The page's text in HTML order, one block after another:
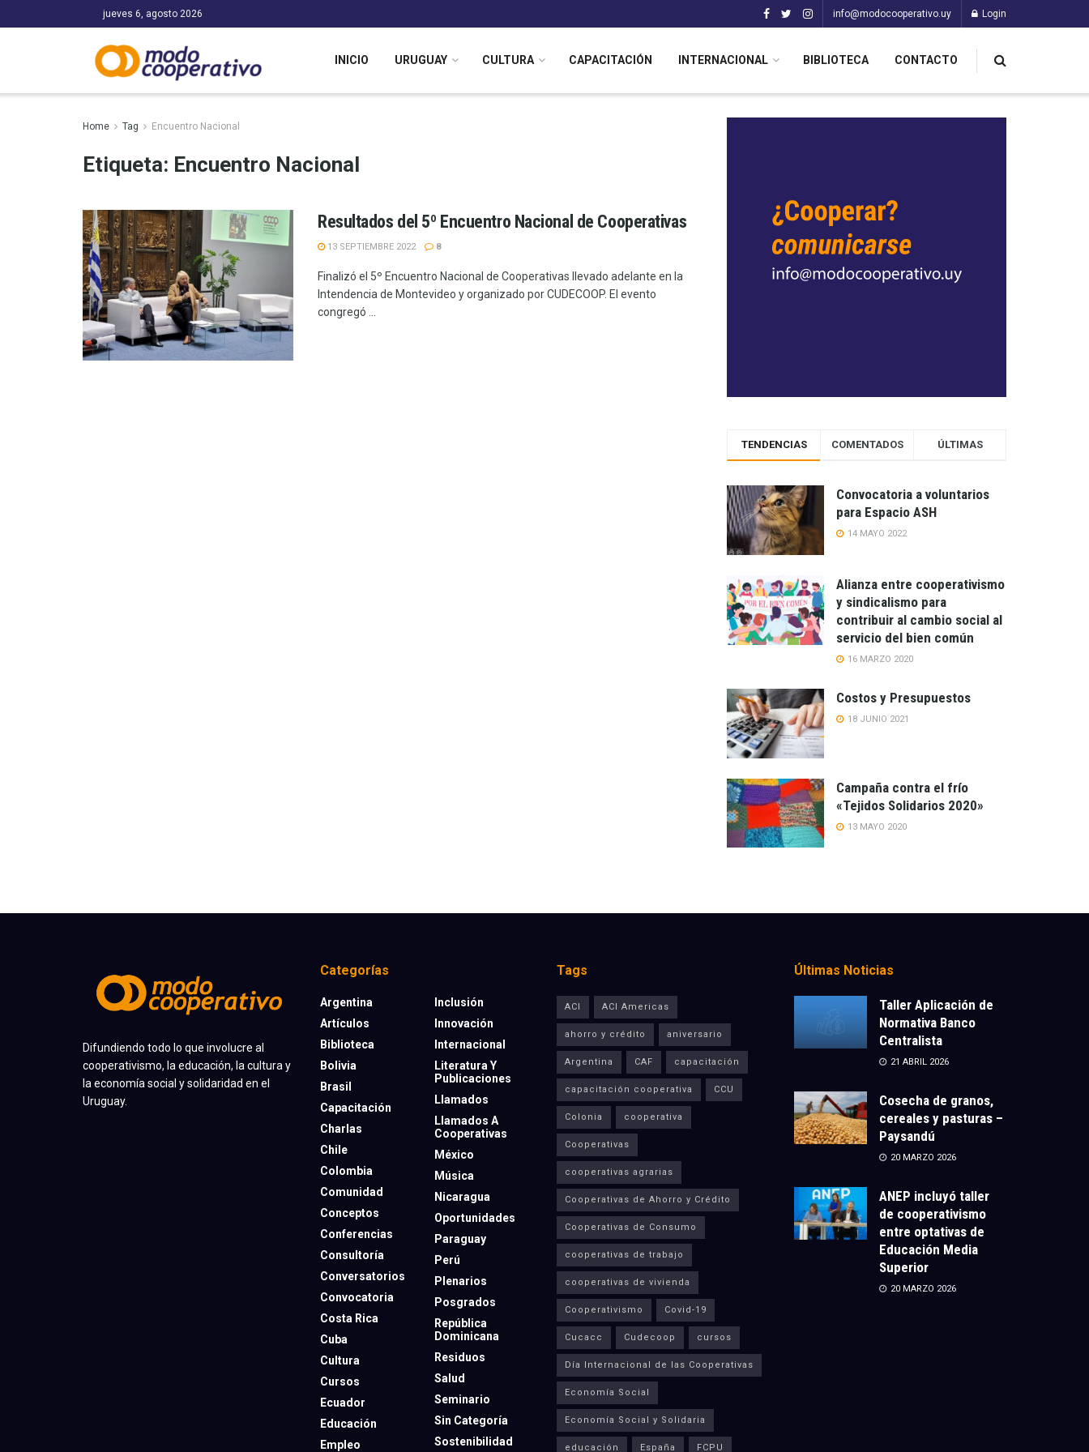
jueves 6, agosto 2026 info@modocooperativo.uy Login
INICIO URUGUAY CULTURA CAPACITACIÓN INTERNACIONAL BIBLIOTECA CONTACTO
Home Tag Encuentro Nacional
Etiqueta: Encuentro Nacional
Resultados del 5º Encuentro Nacional de Cooperativas
13 SEPTIEMBRE 2022 8
Finalizó el 5º Encuentro Nacional de Cooperativas llevado adelante en la
Intendencia de Montevideo y organizado por CUDECOOP. El evento
congregó ...
TENDENCIAS COMENTADOS ÚLTIMAS
Convocatoria a voluntarios
para Espacio ASH
14 MAYO 2022
Alianza entre cooperativismo
y sindicalismo para
contribuir al cambio social al
servicio del bien común
16 MARZO 2020
Costos y Presupuestos
18 JUNIO 2021
Campaña contra el frío
«Tejidos Solidarios 2020»
13 MAYO 2020
Difundiendo todo lo que involucre al
cooperativismo, la educación, la cultura y
la economía social y solidaridad en el
Uruguay.
Categorías
Argentina
Artículos
Biblioteca
Bolivia
Brasil
Capacitación
Charlas
Chile
Colombia
Comunidad
Conceptos
Conferencias
Consultoría
Conversatorios
Convocatoria
Costa Rica
Cuba
Cultura
Cursos
Ecuador
Educación
Empleo
Inclusión
Innovación
Internacional
Literatura Y
Publicaciones
Llamados
Llamados A
Cooperativas
México
Música
Nicaragua
Oportunidades
Paraguay
Perú
Plenarios
Posgrados
República
Dominicana
Residuos
Salud
Seminario
Sin Categoría
Sostenibilidad
Tags
ACI ACI Americas
ahorro y crédito aniversario
Argentina CAF capacitación
capacitación cooperativa CCU
Colonia cooperativa
Cooperativas
cooperativas agrarias
Cooperativas de Ahorro y Crédito
Cooperativas de Consumo
cooperativas de trabajo
cooperativas de vivienda
Cooperativismo Covid-19
Cucacc Cudecoop cursos
Día Internacional de las Cooperativas
Economía Social
Economía Social y Solidaria
educación España FCPU
Últimas Noticias
Taller Aplicación de
Normativa Banco
Centralista
21 ABRIL 2026
Cosecha de granos,
cereales y pasturas –
Paysandú
20 MARZO 2026
ANEP incluyó taller
de cooperativismo
entre optativas de
Educación Media
Superior
20 MARZO 2026